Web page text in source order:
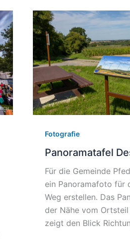
Fotografie
Panoramatafel
Für die Gemeinde
ein Panoramafoto für
Weg erstellen. Das
der Nähe vom
zeigt den Blick